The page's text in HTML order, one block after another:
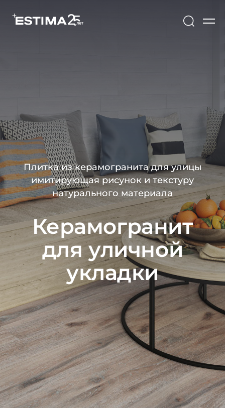
Плитка из керамогранита для улицы
имитирующая рисунок и текстуру
натурального материала
Керамогранит
для уличной
укладки